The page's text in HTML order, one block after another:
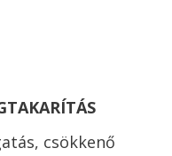
csökkenő